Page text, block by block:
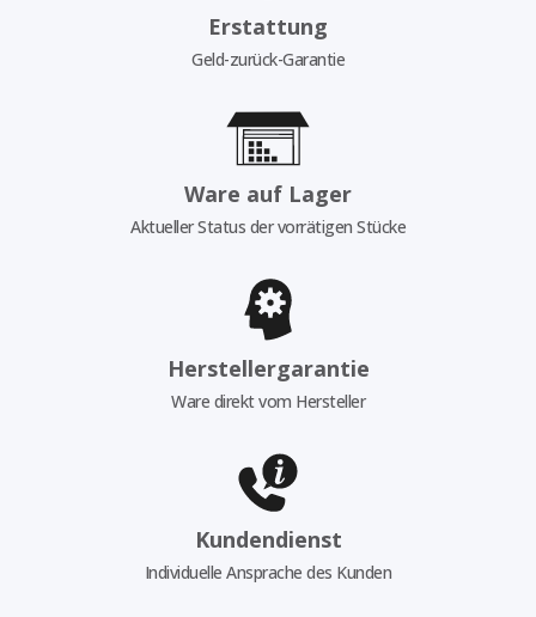
Erstattung
Geld-zurück-Garantie
Ware auf Lager
Aktueller Status der vorrätigen Stücke
Herstellergarantie
Ware direkt vom Hersteller
Kundendienst
Individuelle Ansprache des Kunden